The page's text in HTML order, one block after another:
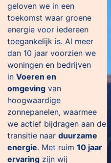
geloven we in een
toekomst waar groene
energie voor iedereen
toegankelijk is. Al meer
dan 10 jaar voorzien we
woningen en bedrijven
in Voeren en
omgeving van
hoogwaardige
zonnepanelen, waarmee
we actief bijdragen aan de
transitie naar duurzame
energie. Met ruim 10 jaar
ervaring zijn wij